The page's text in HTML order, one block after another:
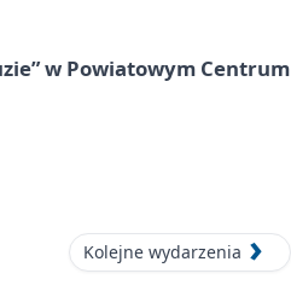
w Powiatowym Centrum
Kolejne wydarzenia